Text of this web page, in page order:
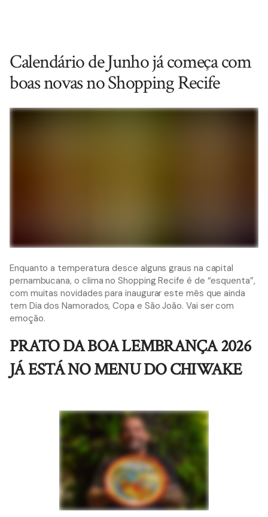
Calendário de Junho já começa com
boas novas no Shopping Recife
Enquanto a temperatura desce alguns graus na capital
pernambucana, o clima no Shopping Recife é de “esquenta”,
com muitas novidades para inaugurar este mês que ainda
tem Dia dos Namorados, Copa e São João. Vai ser com
emoção.
PRATO DA BOA LEMBRANÇA 2026
JÁ ESTÁ NO MENU DO CHIWAKE